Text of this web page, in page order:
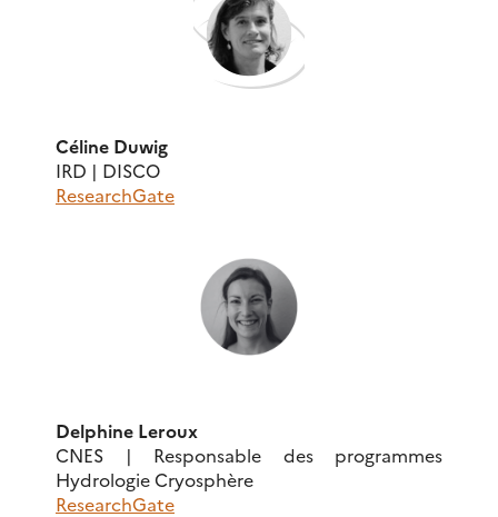
Céline Duwig
IRD | DISCO
ResearchGate
Delphine Leroux
CNES | Responsable des programmes
Hydrologie Cryosphère
ResearchGate